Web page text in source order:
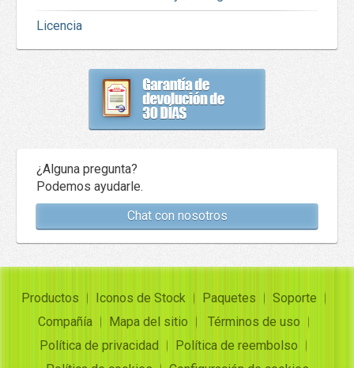
Licencia
¿Alguna pregunta?
Podemos ayudarle.
Chat con nosotros
Productos Iconos de Stock Paquetes
Soporte
Compañía
Mapa del sitio
Términos de uso
Política de privacidad
Política de reembolso